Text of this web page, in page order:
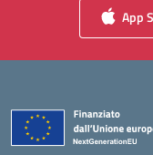
App